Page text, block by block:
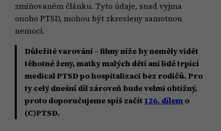
zmiňovaném článku. Tyto údaje, snad vyjma
onoho PTSD, mohou být zkresleny samotnou
nemocí.
Důležité varování – filmy níže by neměly vidět
těhotné ženy, matky malých dětí ani lidé trpící
medical PTSD po hospitalizaci bez rodičů. Pro
ty celý dnešní díl zároveň bude velmi obtížný,
proto doporučujeme spíš začít 126. dílemo
(C)PTSD.